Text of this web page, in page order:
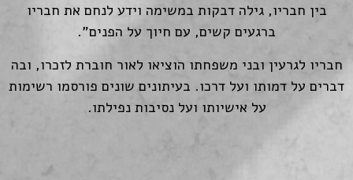
בין חבריו, גילה דבקות במשימה וידע לנחם את חבריו
ברגעים קשים, עם חיוך על הפנים".
חבריו לגרעין ובני משפחתו הוציאו לאור חוברת לזכרו, ובה
דברים על דמותו ועל דרכו. בעיתונים שונים פורסמו רשימות
על אישיותו ועל נסיבות נפילתו.